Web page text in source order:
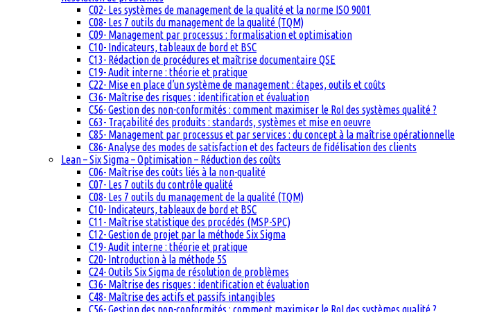
C02- Les systèmes de management de la qualité et la norme ISO 9001
C08- Les 7 outils du management de la qualité (TQM)
C09- Management par processus : formalisation et optimisation
C10- Indicateurs, tableaux de bord et BSC
C13- Rédaction de procédures et maîtrise documentaire QSE
C19- Audit interne : théorie et pratique
C22- Mise en place d’un système de management : étapes, outils et coûts
C36- Maîtrise des risques : identification et évaluation
C56- Gestion des non-conformités : comment maximiser le RoI des systèmes qualité ?
C63- Traçabilité des produits : standards, systèmes et mise en oeuvre
C85- Management par processus et par services : du concept à la maîtrise opérationnelle
C86- Analyse des modes de satisfaction et des facteurs de fidélisation des clients
Lean – Six Sigma – Optimisation – Réduction des coûts
C06- Maîtrise des coûts liés à la non-qualité
C07- Les 7 outils du contrôle qualité
C08- Les 7 outils du management de la qualité (TQM)
C10- Indicateurs, tableaux de bord et BSC
C11- Maîtrise statistique des procédés (MSP-SPC)
C12- Gestion de projet par la méthode Six Sigma
C19- Audit interne : théorie et pratique
C20- Introduction à la méthode 5S
C24- Outils Six Sigma de résolution de problèmes
C36- Maîtrise des risques : identification et évaluation
C48- Maîtrise des actifs et passifs intangibles
C56- Gestion des non-conformités : comment maximiser le RoI des systèmes qualité ?